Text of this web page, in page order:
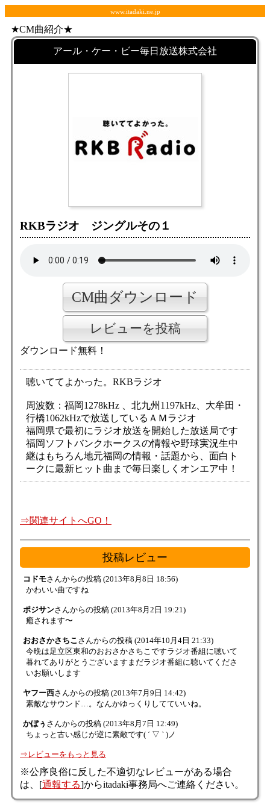
www.itadaki.ne.jp
★CM曲紹介★
アール・ケー・ビー毎日放送株式会社
RKBラジオ ジングルその１
CM曲ダウンロード
レビューを投稿
ダウンロード無料！
聴いててよかった。RKBラジオ
周波数：福岡1278kHz 、北九州1197kHz、大牟田・
行橋1062kHzで放送しているＡＭラジオ
福岡県で最初にラジオ放送を開始した放送局です
福岡ソフトバンクホークスの情報や野球実況生中
継はもちろん地元福岡の情報・話題から、面白ト
ークに最新ヒット曲まで毎日楽しくオンエア中！
⇒関連サイトへGO！
投稿レビュー
コドモさんからの投稿 (2013年8月8日 18:56)
かわいい曲ですね
ポジサンさんからの投稿 (2013年8月2日 19:21)
癒されます〜
おおさかさちこ さんからの投稿 (2014年10月4日 21:33)
今晩は足立区東和のおおさかさちこですラジオ番組に聴いて
暮れてありがとうございますまだラジオ番組に聴いてくださ
いお願いします
ヤフー西さんからの投稿 (2013年7月9日 14:42)
素敵なサウンド…。なんかゆっくりしてていいね。
かぼぅ さんからの投稿 (2013年8月7日 12:49)
ちょっと古い感じが逆に素敵です( ´ ▽ ` )ノ
⇒レビューをもっと見る
※公序良俗に反した不適切なレビューがある場合
は、[通報する]からitadaki事務局へご連絡ください。